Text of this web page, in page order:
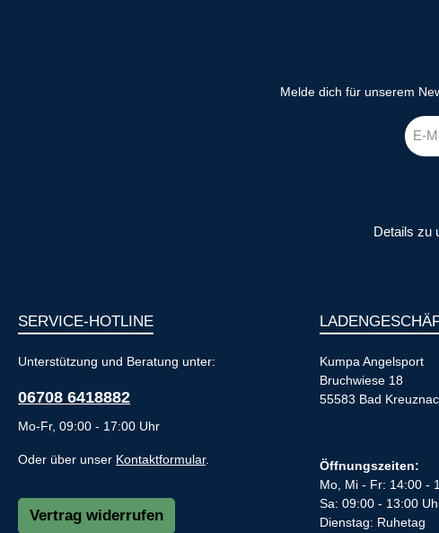
Melde dich für unserem
E-
Mail-
Details zu
SERVICE-HOTLINE
Unterstützung und Beratung unter:
06708 6418882
Mo-Fr, 09:00 - 17:00 Uhr
Oder über unser Kontaktformular.
Vertrag widerrufen
Kumpa Angelsport
Bruchwiese 18
55583 Bad
Öffnungszeiten:
Mo, Mi - Fr: 14:00 -
Sa: 09:00 - 13:00
Dienstag: Ruhetag